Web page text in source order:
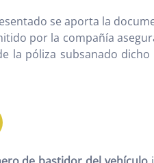
se aporta la
por la compañía
la póliza subsanado